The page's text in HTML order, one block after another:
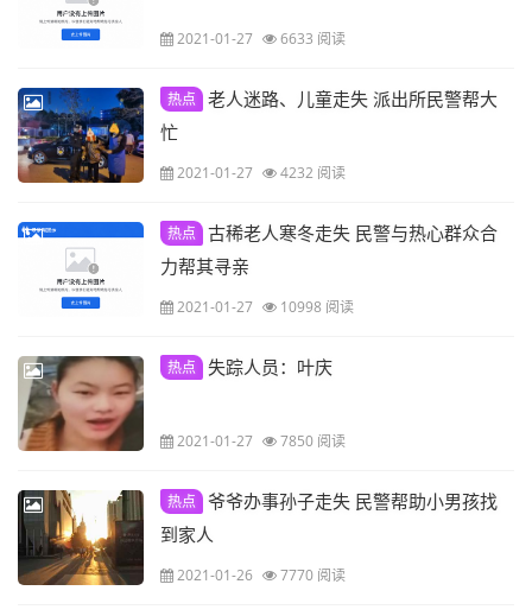
2021-01-27 6633 阅读
热点
老人迷路、儿童走失 派出所民警帮大
忙
2021-01-27 4232 阅读
热点
古稀老人寒冬走失 民警与热心群众合
力帮其寻亲
2021-01-27 10998 阅读
热点 失踪人员：叶庆
2021-01-27 7850 阅读
热点
爷爷办事孙子走失 民警帮助小男孩找
到家人
2021-01-26 7770 阅读